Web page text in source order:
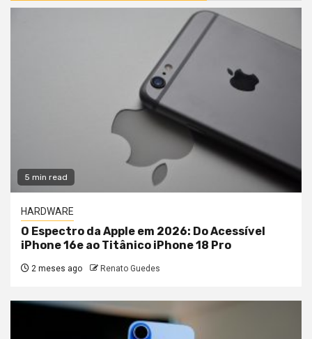
5 min read
HARDWARE
O Espectro da Apple em 2026: Do Acessível
iPhone 16e ao Titânico iPhone 18 Pro
2 meses ago Renato Guedes